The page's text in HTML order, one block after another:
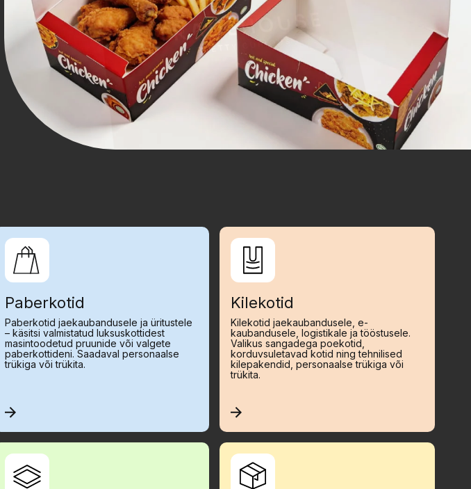
Paberkotid
Paberkotid jaekaubandusele ja üritustele
– käsitsi valmistatud luksuskottidest
masintoodetud pruunide või valgete
paberkottideni. Saadaval personaalse
trükiga või trükita.
Kilekotid
Kilekotid jaekaubandusele, e-
kaubandusele, logistikale ja tööstusele.
Valikus sangadega poekotid,
korduvsuletavad kotid ning tehnilised
kilepakendid, personaalse trükiga või
trükita.